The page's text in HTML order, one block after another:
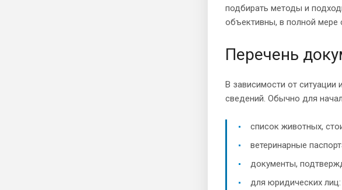
подбирать методы и
объективны, в полной мере
Перечень
В зависимости от
сведений. Обычно для
список животных,
ветеринарные
документы,
для юридических лиц: